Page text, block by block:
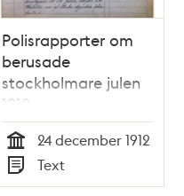
Polisrapporter om
berusade
stockholmare julen
1912
Tid
24 december 1912
Typ
Text